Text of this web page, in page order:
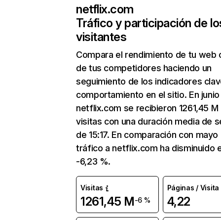
netflix.com
Tráfico y participación de
visitantes
Compara el rendimiento de tu web
de tus competidores haciendo un
seguimiento de los indicadores
comportamiento en el sitio. En junio
netflix.com se recibieron 1261,45 M
visitas con una duración media de
de 15:17. En comparación con mayo
tráfico a netflix.com ha disminuido
-6,23 %.
Visitas
1261,45 M-6 %
Páginas / Visita
4,22